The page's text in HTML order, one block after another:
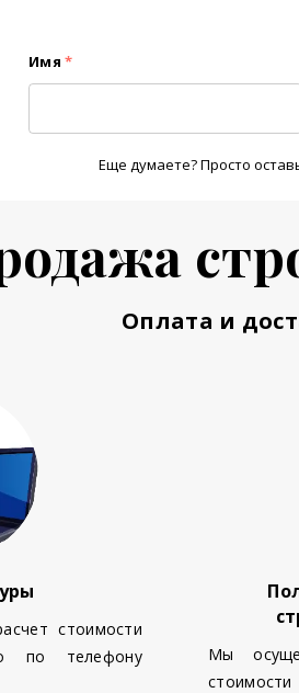
Имя *
Еще думаете? Просто
Оплата и
стоимости
по телефону
Мы